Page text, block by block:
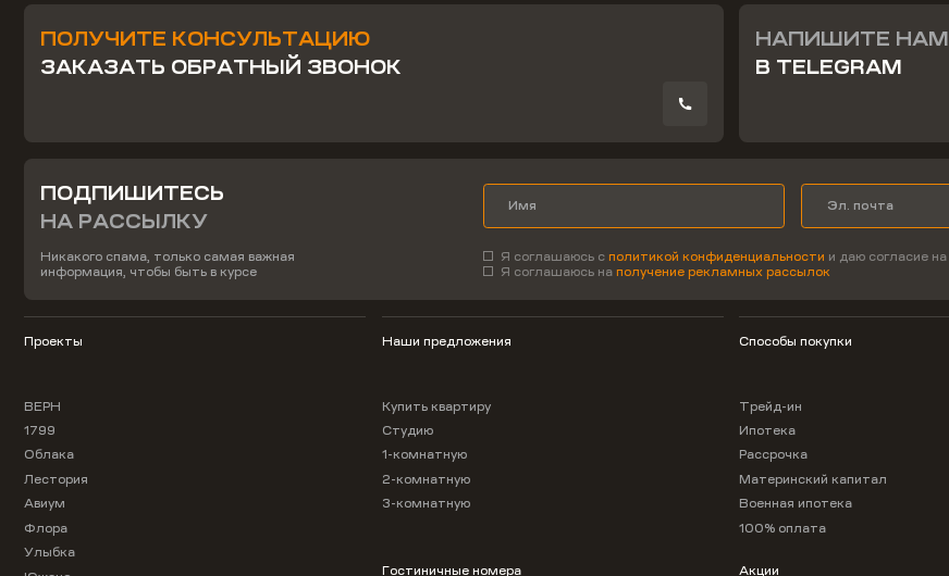
ПОЛУЧИТЕ КОНСУЛЬТАЦИЮ
ЗАКАЗАТЬ ОБРАТНЫЙ ЗВОНОК
НАПИШИТЕ НАМ
В TELEGRAM
ПОДПИШИТЕСЬ
НА РАССЫЛКУ
Никакого спама, только самая важная
информация, чтобы быть в курсе
Я соглашаюсь сполитикой конфиденциальности и даю согласие на
Я соглашаюсь наполучение рекламных рассылок
Проекты
ВЕРН
1799
Облака
Лестория
Авиум
Флора
Улыбка
Наши предложения
Купить квартиру
Студию
1-комнатную
2-комнатную
3-комнатную
Гостиничные номера
Способы покупки
Трейд-ин
Ипотека
Рассрочка
Материнский капитал
Военная ипотека
100% оплата
Акции